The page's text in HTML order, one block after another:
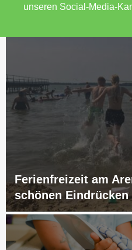
unseren Social-Media-
Ferienfreizeit am
schönen Eindrücken